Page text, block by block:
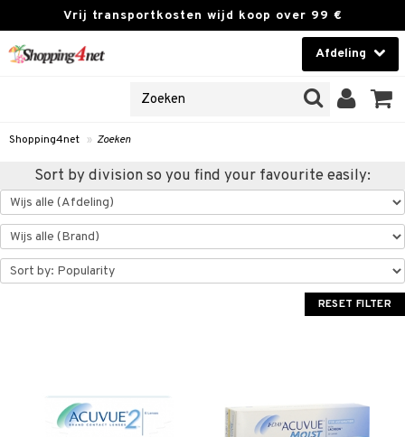
Vrij transportkosten wijd koop over 99 €
Afdeling
Brands
Shopping4net » Zoeken
Sort by division so you find your favourite easily:
RESET FILTER
klant
vergeten
& antwoorden